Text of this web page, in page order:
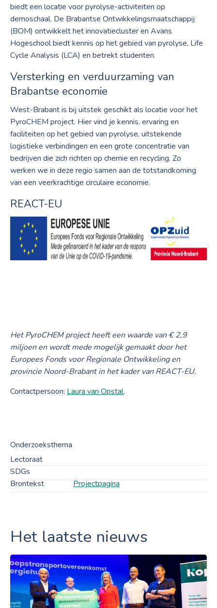
biedt een locatie voor pyrolyse-activiteiten op
demoschaal. De Brabantse Ontwikkelingsmaatschappij
(BOM) ontwikkelt het innovatiecluster en Avans
Hogeschool biedt kennis op het gebied van pyrolyse, Life
Cycle Analysis (LCA) en betrekt studenten.
Versterking en verduurzaming van
Brabantse economie
West-Brabant is bij uitstek geschikt als locatie voor het
PyroCHEM project. Hier vind je kennis, ervaring en
faciliteiten op het gebied van pyrolyse, uitstekende
logistieke verbindingen en een grote concentratie van
bedrijven die zich richten op chemie en recycling. Zo
werken we in deze regio samen aan de totstandkoming
van een veerkrachtige circulaire economie.
REACT-EU
Het PyroCHEM project heeft een waarde van € 2,9
miljoen en wordt mede mogelijk gemaakt door het
Europees Fonds voor Regionale Ontwikkeling en
provincie Noord-Brabant in het kader van REACT-EU.
Contactpersoon: Laura van Opstal.
Onderzoeksthema
Lectoraat
SDGs
Brontekst
Projectpagina
Het laatste nieuws